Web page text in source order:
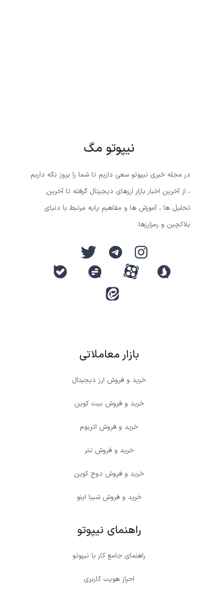
نیپوتو مگ
در مجله خبری نیپوتو سعی داریم تا شما را بروز نگه داریم
، از آخرین اخبار بازار ارزهای دیجیتال گرفته تا آخرین
تحلیل ها ، آموزش ها و مفاهیم پایه مرتبط با دنیای
بلاکچین و رمزارزها.
بازار معاملاتی
خرید و فروش ارز دیجیتال
خرید و فروش بیت کوین
خرید و فروش اتریوم
خرید و فروش تتر
خرید و فروش دوج کوین
خرید و فروش شیبا اینو
راهنمای نیپوتو
راهنمای جامع کار با نیپوتو
احراز هویت کاربری